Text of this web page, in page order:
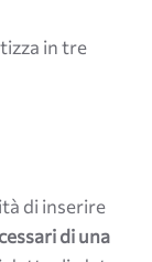
in tre
di inserire
di una